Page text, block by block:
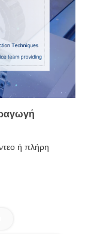
ή πλήρη